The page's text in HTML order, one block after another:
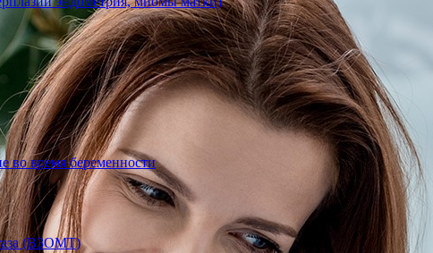
во время беременности
(ВЗОМТ)